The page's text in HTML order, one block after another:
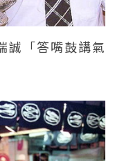
誠「答嘴鼓講氣